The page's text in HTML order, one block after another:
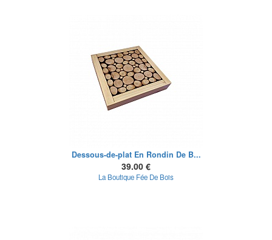
Dessous-de-plat En Rondin De B...
39.00 €
La Boutique Fée De Bois